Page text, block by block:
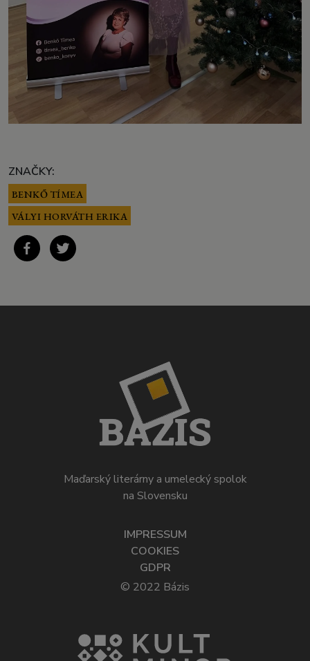
ZNAČKY:
BENKŐ TÍMEA
VÁLYI HORVÁTH ERIKA
Maďarský literárny a umelecký spolok
na Slovensku
IMPRESSUM
COOKIES
GDPR
© 2022 Bázis